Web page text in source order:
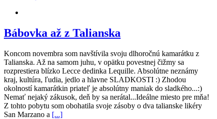
Bábovka až z Talianska
Koncom novembra som navštívila svoju dlhoročnú kamarátku z
Talianska. Až na samom juhu, v opätku povestnej čižmy sa
rozprestiera blízko Lecce dedinka Lequille. Absolútne neznámy
kraj, kultúra, ľudia, jedlo a hlavne SLADKOSTI :) Zhodou
okolností kamarátkin priateľ je absolútny maniak do sladkého...:)
Nemať nejaký zákusok, deň by sa nerátal...Ideálne miesto pre mňa!
Z tohto pobytu som obohatila svoje zásoby o dva talianske likéry
San Marzano a [...]